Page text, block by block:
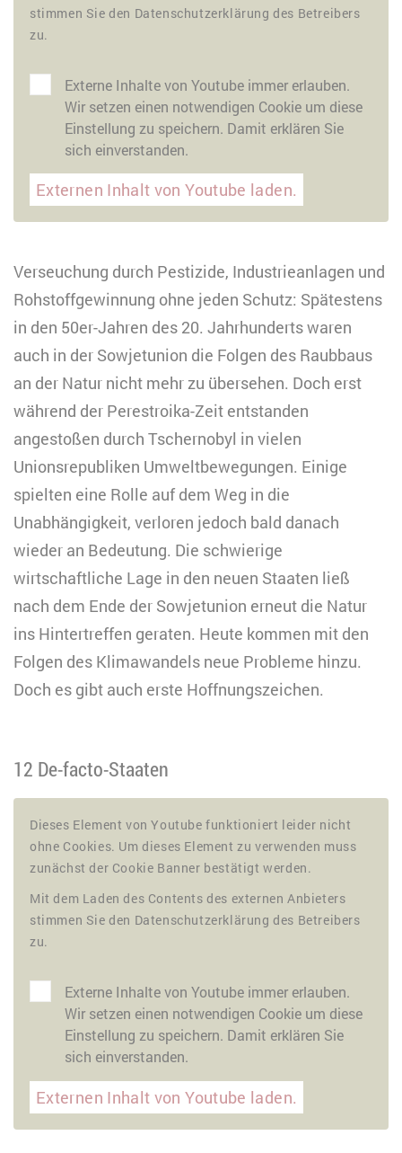
stimmen Sie den Datenschutzerklärung des Betreibers
zu.
Externe Inhalte von Youtube immer erlauben.
Wir setzen einen notwendigen Cookie um diese
Einstellung zu speichern. Damit erklären Sie
sich einverstanden.
Externen Inhalt von Youtube laden.
Verseuchung durch Pestizide, Industrieanlagen und
Rohstoffgewinnung ohne jeden Schutz: Spätestens
in den 50er-Jahren des 20. Jahrhunderts waren
auch in der Sowjetunion die Folgen des Raubbaus
an der Natur nicht mehr zu übersehen. Doch erst
während der Perestroika-Zeit entstanden
angestoßen durch Tschernobyl in vielen
Unionsrepubliken Umweltbewegungen. Einige
spielten eine Rolle auf dem Weg in die
Unabhängigkeit, verloren jedoch bald danach
wieder an Bedeutung. Die schwierige
wirtschaftliche Lage in den neuen Staaten ließ
nach dem Ende der Sowjetunion erneut die Natur
ins Hintertreffen geraten. Heute kommen mit den
Folgen des Klimawandels neue Probleme hinzu.
Doch es gibt auch erste Hoffnungszeichen.
12 De-facto-Staaten
Dieses Element von Youtube funktioniert leider nicht
ohne Cookies. Um dieses Element zu verwenden muss
zunächst der Cookie Banner bestätigt werden.
Mit dem Laden des Contents des externen Anbieters
stimmen Sie den Datenschutzerklärung des Betreibers
zu.
Externe Inhalte von Youtube immer erlauben.
Wir setzen einen notwendigen Cookie um diese
Einstellung zu speichern. Damit erklären Sie
sich einverstanden.
Externen Inhalt von Youtube laden.